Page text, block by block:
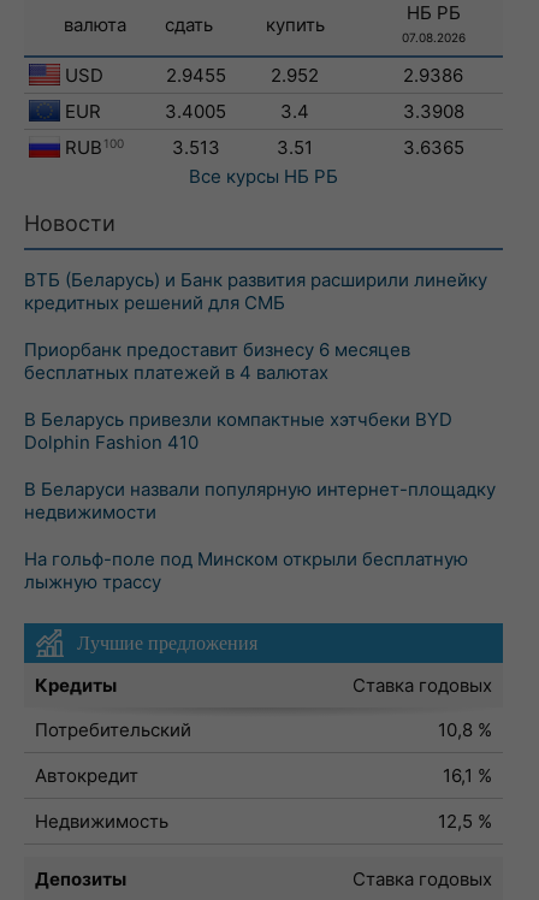
валюта сдать купить
НБ РБ
07.08.2026
USD 2.9455 2.952
2.9386
EUR
3.4005 3.4
3.3908
RUB 100 3.513 3.51
3.6365
Все курсы НБ РБ
Новости
ВТБ (Беларусь) и Банк развития расширили линейку
кредитных решений для СМБ
Приорбанк предоставит бизнесу 6 месяцев
бесплатных платежей в 4 валютах
В Беларусь привезли компактные хэтчбеки BYD
Dolphin Fashion 410
В Беларуси назвали популярную интернет-площадку
недвижимости
На гольф-поле под Минском открыли бесплатную
лыжную трассу
Лучшие предложения
Кредиты
Ставка годовых
Потребительский
10,8 %
Автокредит
16,1 %
Недвижимость
12,5 %
Депозиты
Ставка годовых